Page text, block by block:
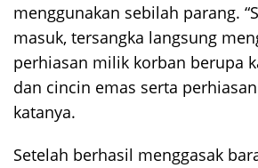
menggunakan sebilah parang.
masuk, tersangka langsung
perhiasan milik korban berupa
dan cincin emas serta
katanya.
Setelah berhasil menggasak